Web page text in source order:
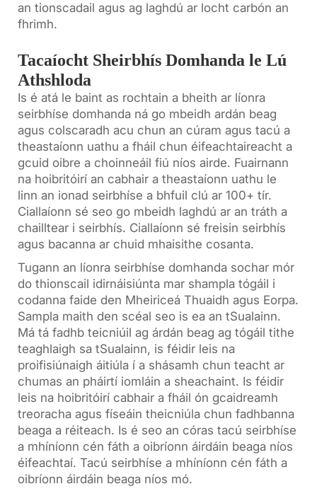
an tionscadail agus ag laghdú ar locht carbón an
fhrimh.
Tacaíocht Sheirbhís Domhanda le Lú
Athshloda
Is é atá le baint as rochtain a bheith ar líonra
seirbhíse domhanda ná go mbeidh ardán beag
agus colscaradh acu chun an cúram agus tacú a
theastaíonn uathu a fháil chun éifeachtaireacht a
gcuid oibre a choinneáil fiú níos airde. Fuairnann
na hoibritóirí an cabhair a theastaíonn uathu le
linn an ionad seirbhíse a bhfuil clú ar 100+ tír.
Ciallaíonn sé seo go mbeidh laghdú ar an tráth a
chailltear i seirbhís. Ciallaíonn sé freisin seirbhís
agus bacanna ar chuid mhaisithe cosanta.
Tugann an líonra seirbhíse domhanda sochar mór
do thionscail idirnáisiúnta mar shampla tógáil i
codanna faide den Mheiriceá Thuaidh agus Eorpa.
Sampla maith den scéal seo is ea an tSualainn.
Má tá fadhb teicniúil ag árdán beag ag tógáil tithe
teaghlaigh sa tSualainn, is féidir leis na
proifisiúnaigh áitiúla í a shásamh chun teacht ar
chumas an pháirtí iomláin a sheachaint. Is féidir
leis na hoibritóirí cabhair a fháil ón gcaidreamh
treoracha agus físeáin theicniúla chun fadhbanna
beaga a réiteach. Is é seo an córas tacú seirbhíse
a mhíníonn cén fáth a oibríonn áirdáin beaga níos
éifeachtaí. Tacú seirbhíse a mhíníonn cén fáth a
oibríonn áirdáin beaga níos mó.